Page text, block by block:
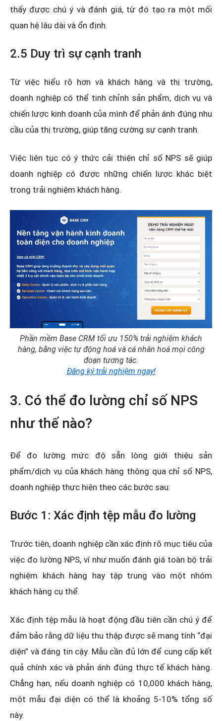
thấy được chú ý và đánh giá, từ đó tạo ra một mối
quan hệ lâu dài và ổn định.
2.5 Duy trì sự cạnh tranh
Từ việc hiểu rõ hơn và khách hàng và thị trường,
doanh nghiệp có thể tinh chỉnh sản phẩm, dịch vụ và
chiến lược kinh doanh của mình để phản ánh đúng nhu
cầu của thị trường, giúp tăng cường sự cạnh tranh.
Việc liên tục có ý thức cải thiện chỉ số NPS sẽ giúp
doanh nghiệp có được những chiến lược khác biệt
trong trải nghiệm khách hàng.
Phần mềm Base CRM tối ưu 150% trải nghiệm khách
hàng, bằng việc tự động hoá và cá nhân hoá mọi công
đoạn tương tác.
Đăng ký trải nghiệm ngay!
3. Có thể đo lường chỉ số NPS
như thế nào?
Để đo lường mức độ sẵn lòng giới thiệu sản
phẩm/dịch vụ của khách hàng thông qua chỉ số NPS,
doanh nghiệp thực hiện theo các bước sau:
Bước 1: Xác định tệp mẫu đo lường
Trước tiên, doanh nghiệp cần xác định rõ mục tiêu của
việc đo lường NPS, ví như muốn đánh giá toàn bộ trải
nghiệm khách hàng hay tập trung vào một nhóm
khách hàng cụ thể.
Xác định tệp mẫu là hoạt động đầu tiên cần chú ý để
đảm bảo rằng dữ liệu thu thập được sẽ mang tính “đại
diện” và đáng tin cậy. Mẫu cần đủ lớn để cung cấp kết
quả chính xác và phản ánh đúng thực tế khách hàng.
Chẳng hạn, nếu doanh nghiệp có 10,000 khách hàng,
một mẫu đại diện có thể là khoảng 5-10% tổng số
này.